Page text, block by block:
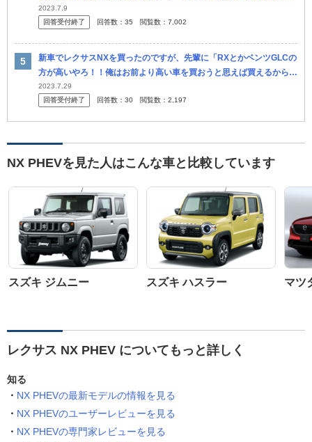
ォクシー1台と、N-BOX1台の家庭があります。（独身で2台持ちの方
も...
2023.7.9
回答受付終了
回答数： 35 閲覧数： 7,002
新車でレクサスNXを買ったのですが、先輩に「RXとかベンツGLCの
方が高いやろ！！俺はお前より高い車を買おうと思えば買えるから
な！RXも普通に買える！」とか言われて頭に来てしまいました。 こ
うい...
2023.7.29
回答受付終了
回答数： 30 閲覧数： 2,197
NX PHEVを見た人はこんな車と比較しています
スズキ ジムニー スズキ ハスラー マツ
レクサス NX PHEV についてもっと詳しく
知る
NX PHEVの最新モデルの情報を見る
NX PHEVのユーザーレビューを見る
NX PHEVの専門家レビューを見る